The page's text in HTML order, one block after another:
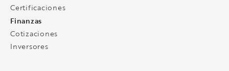
Certificaciones
Finanzas
Cotizaciones
Inversores